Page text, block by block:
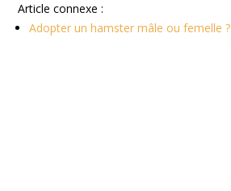
Article connexe :
Adopter un hamster mâle ou femelle ?